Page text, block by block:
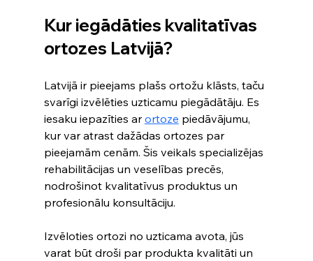
Kur iegādāties kvalitatīvas
ortozes Latvijā?
Latvijā ir pieejams plašs ortožu klāsts, taču
svarīgi izvēlēties uzticamu piegādātāju. Es
iesaku iepazīties ar ortoze piedāvājumu,
kur var atrast dažādas ortozes par
pieejamām cenām. Šis veikals specializējas
rehabilitācijas un veselības precēs,
nodrošinot kvalitatīvus produktus un
profesionālu konsultāciju.
Izvēloties ortozi no uzticama avota, jūs
varat būt droši par produkta kvalitāti un